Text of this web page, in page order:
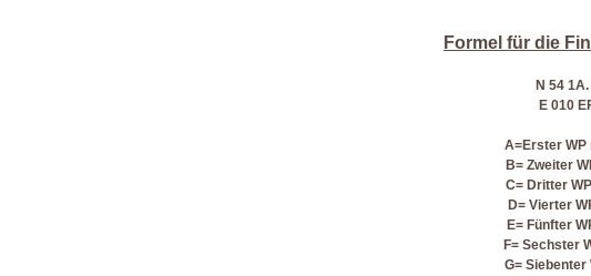
Formel für die
N 54
E 010
B= Zweiter
C= Dritter
D= Vierter
E= Fünfter
F= Sechster
G= Siebenter